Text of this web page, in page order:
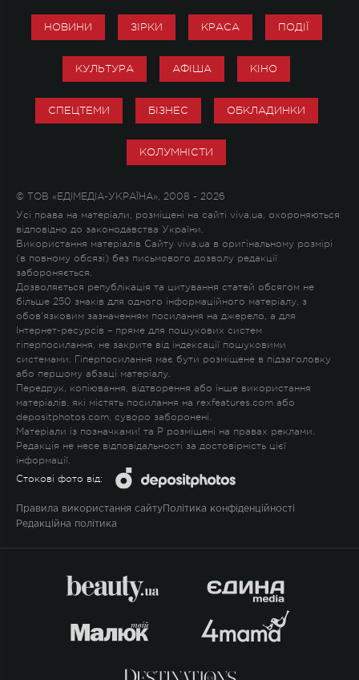
НОВИНИ ЗІРКИ КРАСА ПОДІЇ
КУЛЬТУРА АФІША КІНО
СПЕЦТЕМИ БІЗНЕС ОБКЛАДИНКИ
КОЛУМНІСТИ
© ТОВ «ЕДІМЕДІА-УКРАЇНА», 2008 - 2026
Усі права на матеріали, розміщені на сайті viva.ua, охороняються
відповідно до законодавства України.
Використання матеріалів Сайту viva.ua в оригінальному розмірі
(в повному обсязі) без письмового дозволу редакції
забороняється.
Дозволяється републікація та цитування статей обсягом не
більше 250 знаків для одного інформаційного матеріалу, з
обов'язковим зазначенням посилання на джерело, а для
Інтернет-ресурсів – пряме для пошукових систем
гіперпосилання, не закрите від індексації пошуковими
системами. Гіперпосилання має бути розміщене в підзаголовку
або першому абзаці матеріалу.
Передрук, копіювання, відтворення або інше використання
матеріалів, які містять посилання на rexfeatures.com або
depositphotos.com, суворо заборонені.
Матеріали із позначками! та P розміщені на правах реклами.
Редакція не несе відповідальності за достовірність цієї
інформації.
Стокові фото від:
Правила використання сайту Політика конфіденційності
Редакційна політика